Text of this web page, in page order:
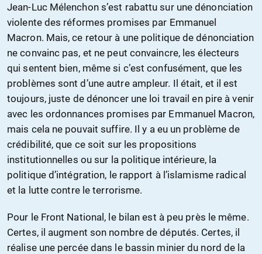
Jean-Luc Mélenchon s’est rabattu sur une dénonciation
violente des réformes promises par Emmanuel
Macron. Mais, ce retour à une politique de dénonciation
ne convainc pas, et ne peut convaincre, les électeurs
qui sentent bien, même si c’est confusément, que les
problèmes sont d’une autre ampleur. Il était, et il est
toujours, juste de dénoncer une loi travail en pire à venir
avec les ordonnances promises par Emmanuel Macron,
mais cela ne pouvait suffire. Il y a eu un problème de
crédibilité, que ce soit sur les propositions
institutionnelles ou sur la politique intérieure, la
politique d’intégration, le rapport à l’islamisme radical
et la lutte contre le terrorisme.
Pour le Front National, le bilan est à peu près le même.
Certes, il augment son nombre de députés. Certes, il
réalise une percée dans le bassin minier du nord de la